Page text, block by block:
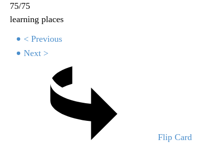
75/75
learning places
< Previous
Next >
Flip Card